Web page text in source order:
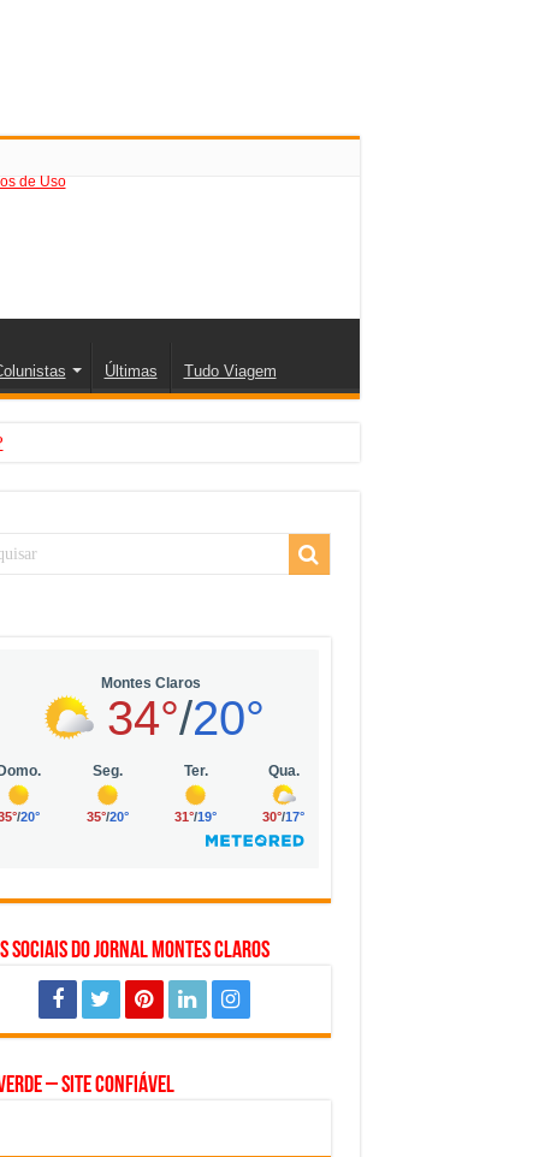
de Uso
Últimas Tudo Viagem
Vila Olímpia, em São Paulo
mil no digital
Sociais do Jornal Montes Claros
– Site Confiável